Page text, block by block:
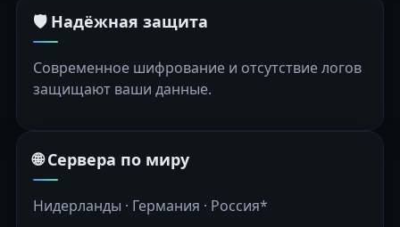
🛡️ Надёжная защита
Современное шифрование и отсутствие логов
защищают ваши данные.
🌐 Сервера по миру
Нидерланды · Германия · Россия*